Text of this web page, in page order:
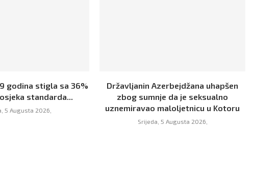
godina stigla sa 36%
standarda...
5 Augusta 2026,
Državljanin Azerbejdžana uhapšen
zbog sumnje da je seksualno
uznemiravao maloljetnicu u Kotoru
Srijeda, 5 Augusta 2026,